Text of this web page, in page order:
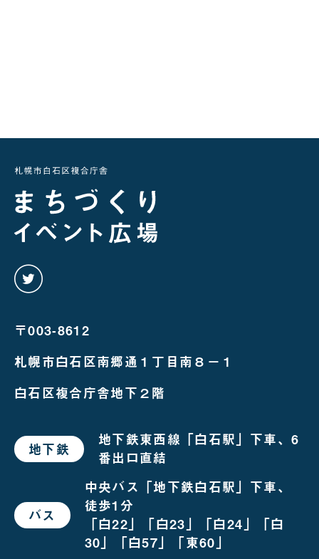
〒003-8612
札幌市白石区南郷通１丁目南８－１
白石区複合庁舎地下２階
地下鉄 で
お
場
合
地下鉄東西線「白石駅」下車、6
番出口直結
バス で
お
中央バス「地下鉄白石駅」下車、
徒歩1分
「白22」「白23」「白24」「白
30」「白57」「東60」